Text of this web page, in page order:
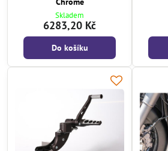
Skladem
6283,20 Kč
Do košíku